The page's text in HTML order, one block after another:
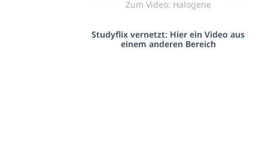
Zum Video: Halogene
Studyflix vernetzt: Hier ein Video aus
einem anderen Bereich